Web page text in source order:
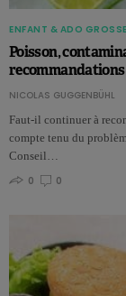
ENFANT & ADO
Poisson,
recommandations
NICOLAS GUGGENBÜHL
Faut-il continuer à
compte tenu du
Conseil…
0
0